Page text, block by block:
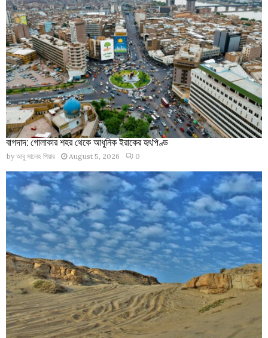
বাগদাদ: গোলাকার শহর থেকে আধুনিক ইরাকের হৃৎপিণ্ড
by আবু সালেহ পিয়ার August 5, 2026 0